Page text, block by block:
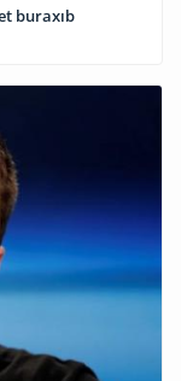
buraxıb